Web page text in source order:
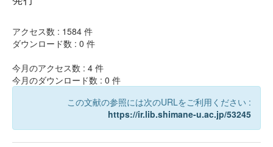
アクセス数 : 1584 件
ダウンロード数 : 0 件
今月のアクセス数 : 4 件
今月のダウンロード数 : 0 件
この文献の参照には次のURLをご利用ください :
https://ir.lib.shimane-u.ac.jp/53245